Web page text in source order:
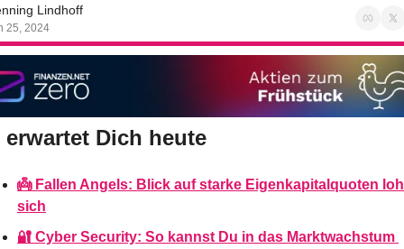
Lindhoff
25, 2024
erwartet Dich heute
👼 Fallen Angels: Blick auf starke Eigenkapitalquoten
sich
🔐 Cyber Security: So kannst Du in das Marktwachstum